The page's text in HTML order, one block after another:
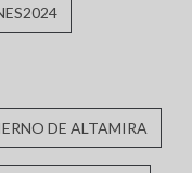
DE ALTAMIRA